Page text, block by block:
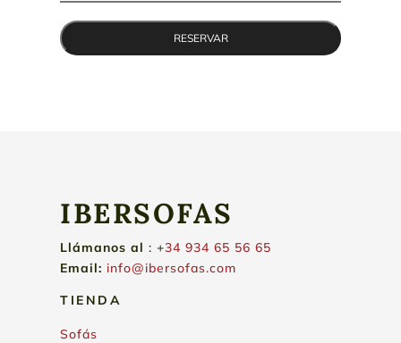
IBERSOFAS
Llámanos al : +34 934 65 56 65
Email: info@ibersofas.com
TIENDA
Sofás